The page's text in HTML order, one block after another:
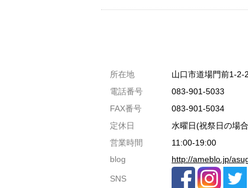
共通駐車券加盟店
駐車場1台まで
駐車場3台まで
駐車場5台まで
共用トイレ
女性用トイレ
ベビールーム
所在地
山口市道場門前1-2-
電話番号
083-901-5033
FAX番号
083-901-5034
定休日
水曜日(祝祭日の場
営業時間
11:00-19:00
blog
http://ameblo.jp/
SNS